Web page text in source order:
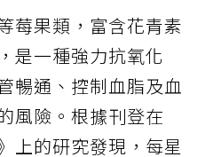
莓果類，富含花青素
是一種強力抗氧化
暢通、控制血脂及血
風險。根據刊登在
上的研究發現，每星